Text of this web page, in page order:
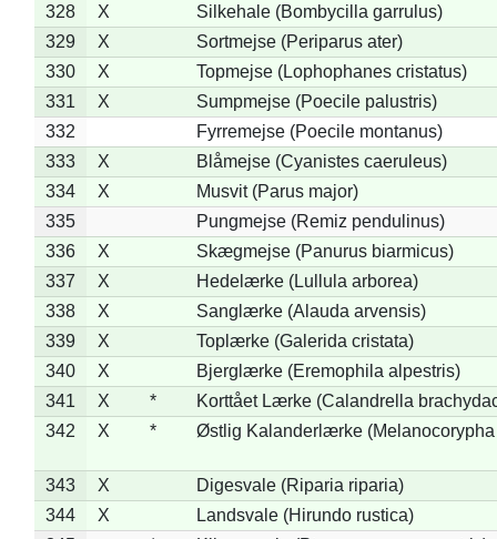
328
X
Silkehale (Bombycilla garrulus)
329
X
Sortmejse (Periparus ater)
330
X
Topmejse (Lophophanes cristatus)
331
X
Sumpmejse (Poecile palustris)
332
Fyrremejse (Poecile montanus)
333
X
Blåmejse (Cyanistes caeruleus)
334
X
Musvit (Parus major)
335
Pungmejse (Remiz pendulinus)
336
X
Skægmejse (Panurus biarmicus)
337
X
Hedelærke (Lullula arborea)
338
X
Sanglærke (Alauda arvensis)
339
X
Toplærke (Galerida cristata)
340
X
Bjerglærke (Eremophila alpestris)
341
X *
Korttået Lærke (Calandrella
342
X * Østlig Kalanderlærke (Melanocorypha
343 X
Digesvale (Riparia riparia)
344
X
Landsvale (Hirundo rustica)